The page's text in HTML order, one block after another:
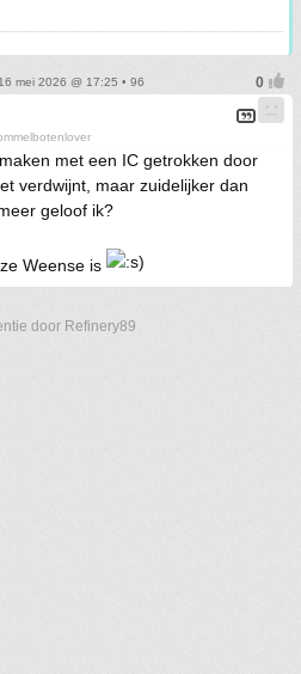
mei 2026 @ 17:25 • 96
met een IC getrokken door
verdwijnt, maar zuidelijker dan
geloof ik?
Weense is
door Refinery89